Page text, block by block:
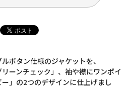
ボタン仕様のジャケットを、
ーンチェック」、袖や襟にワンポイ
」の2つのデザインに仕上げまし